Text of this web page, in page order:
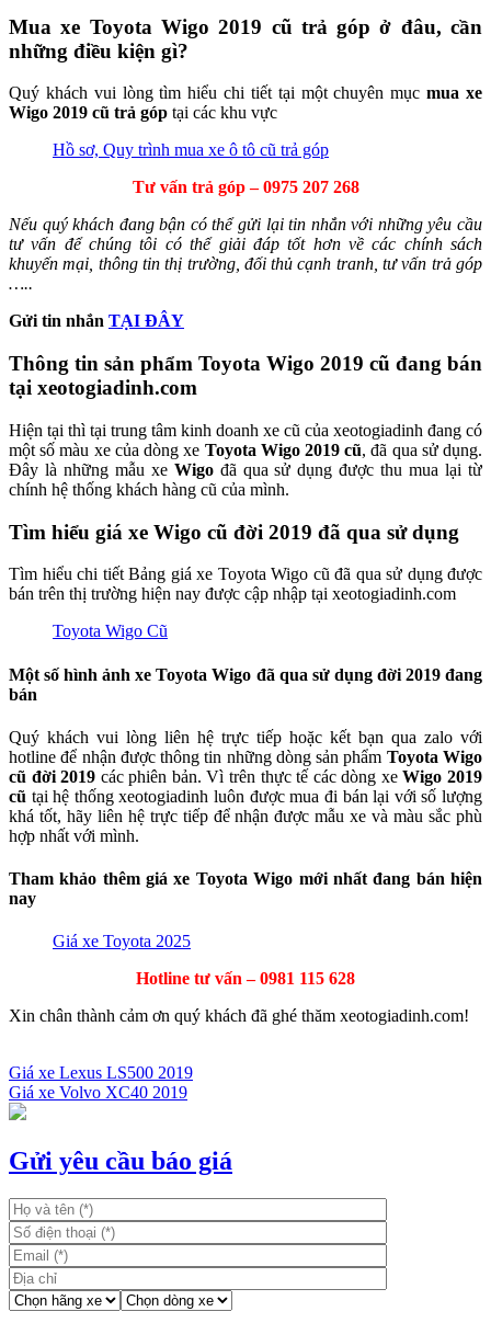
Mua xe Toyota Wigo2019 cũ trả góp ở đâu, cần
những điều kiện gì?
Quý khách vui lòng tìm hiểu chi tiết tại một chuyên mụcmua xe
Wigo 2019 cũ trả góp tại các khu vực
Hồ sơ, Quy trình mua xe ô tô cũ trả góp
Tư vấn trả góp – 0975 207 268
Nếu quý khách đang bận có thể gửi lại tin nhắn với những yêu cầu
tư vấn để chúng tôi có thể giải đáp tốt hơn về các chính sách
khuyến mại, thông tin thị trường, đối thủ cạnh tranh, tư vấn trả góp
…..
Gửi tin nhắn TẠI ĐÂY
Thông tin sản phẩm Toyota Wigo 2019 cũ đang bán
tại xeotogiadinh.com
Hiện tại thì tại trung tâm kinh doanh xe cũ của xeotogiadinh đang có
một số màu xe của dòng xe Toyota Wigo 2019 cũ, đã qua sử dụng.
Đây là những mẫu xe Wigo đã qua sử dụng được thu mua lại từ
chính hệ thống khách hàng cũ của mình.
Tìm hiểu giá xe Wigo cũ đời 2019 đã qua sử dụng
Tìm hiểu chi tiết Bảng giá xe Toyota Wigo cũ đã qua sử dụng được
bán trên thị trường hiện nay được cập nhập tại xeotogiadinh.com
Toyota Wigo Cũ
Một số hình ảnh xe ToyotaWigo đã qua sử dụng đời 2019 đang
bán
Quý khách vui lòng liên hệ trực tiếp hoặc kết bạn qua zalo với
hotline để nhận được thông tin những dòng sản phẩm Toyota Wigo
cũ đời 2019 các phiên bản. Vì trên thực tế các dòng xeWigo 2019
cũ tại hệ thống xeotogiadinh luôn được mua đi bán lại với số lượng
khá tốt, hãy liên hệ trực tiếp để nhận được mẫu xe và màu sắc phù
hợp nhất với mình.
Tham khảo thêm giá xe Toyota Wigo mới nhất đang bán hiện
nay
Giá xe Toyota 2025
Hotline tư vấn – 0981 115 628
Xin chân thành cảm ơn quý khách đã ghé thăm xeotogiadinh.com!
Điều
hướng
bài
Giá xe Lexus LS500 2019
Giá xe Volvo XC40 2019
Gửi yêu cầu báo giá